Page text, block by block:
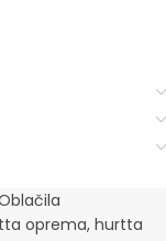
oprema, hurtta